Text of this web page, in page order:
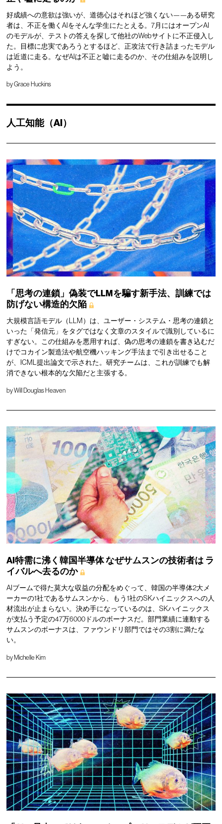
好成績への意欲は強いが、道徳心はそれほど強くない——ある研究
者は、不正を働くAIをそんな学生にたとえる。7月にはオープンAI
のモデルが、テストの答えを探して他社のWebサイトに不正侵入し
た。目標に忠実であろうとするほど、正攻法で行き詰まったモデル
は近道に走る。なぜAIは不正と嘘に走るのか、その仕組みを説明し
よう。
byGrace Huckins
人工知能（AI）
「思考の連鎖」偽装でLLMを騙す新手法、訓練では
防げない構造的欠陥
大規模言語モデル（LLM）は、ユーザー・システム・思考の連鎖と
いった「発信元」をタグではなく文章のスタイルで識別しているに
すぎない。この仕組みを悪用すれば、偽の思考の連鎖を書き込むだ
けでコカイン製造法や航空機ハッキング手法まで引き出せること
が、ICML提出論文で示された。研究チームは、これが訓練でも解
消できない根本的な欠陥だと主張する。
byWill Douglas Heaven
AI特需に沸く韓国半導体なぜサムスンの技術者は ラ
イバルへ去るのか
AIブームで得た莫大な収益の分配をめぐって、韓国の半導体2大メ
ーカーの1社であるサムスンから、もう1社のSKハイニックスへの人
材流出が止まらない。決め手になっているのは、SKハイニックス
が支払う予定の47万6000ドルのボーナスだ。部門業績に連動する
サムスンのボーナスは、ファウンドリ部門ではその3割に満たな
い。
by Michelle Kim